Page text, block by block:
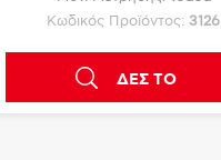
Κωδικός Προϊόντος: 3126
ΔΕΣ ΤΟ